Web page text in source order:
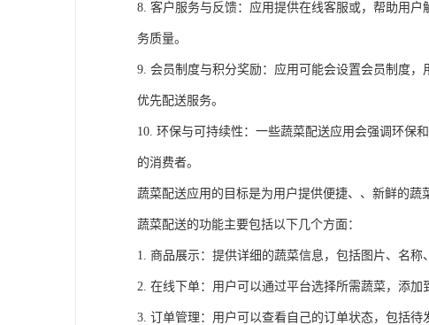
8. 客户服务与反馈：应用提供在线客服或，帮助用
务质量。
9. 会员制度与积分奖励：应用可能会设置会员制度
优先配送服务。
10. 环保与可持续性：一些蔬菜配送应用会强调环保
的消费者。
蔬菜配送应用的目标是为用户提供便捷、、新鲜的蔬
蔬菜配送的功能主要包括以下几个方面：
1. 商品展示：提供详细的蔬菜信息，包括图片、名称
2. 在线下单：用户可以通过平台选择所需蔬菜，添加
3. 订单管理：用户可以查看自己的订单状态，包括待